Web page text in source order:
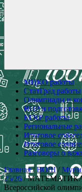
МЦКО работы
СтатГрад работы
Олимпиады и
ВПР и
ЕГКР работы
Региональные
Итоговое
Итоговое
Разговоры о
Главная/ВОШ/
25/26 / МАТЕМАТИКА
Всероссийской